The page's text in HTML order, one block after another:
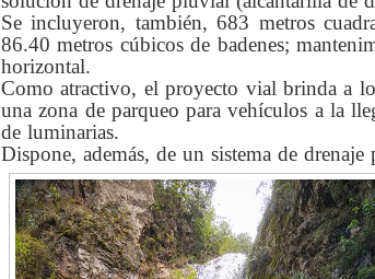
Se incluyeron, también, 683 metros
86.40 metros cúbicos de badenes;
horizontal.
Como atractivo, el proyecto vial brinda a
una zona de parqueo para vehículos a la
de luminarias.
Dispone, además, de un sistema de